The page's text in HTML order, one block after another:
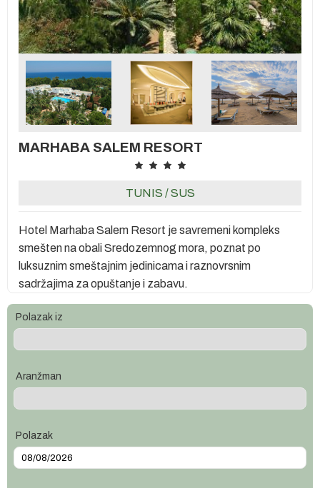
MARHABA SALEM RESORT
TUNIS /SUS
Hotel Marhaba Salem Resort je savremeni kompleks
smešten na obali Sredozemnog mora, poznat po
luksuznim smeštajnim jedinicama i raznovrsnim
sadržajima za opuštanje i zabavu.
Polazak iz
Aranžman
Polazak